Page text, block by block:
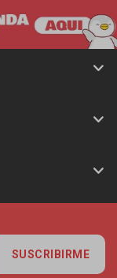
SUSCRIBIRME